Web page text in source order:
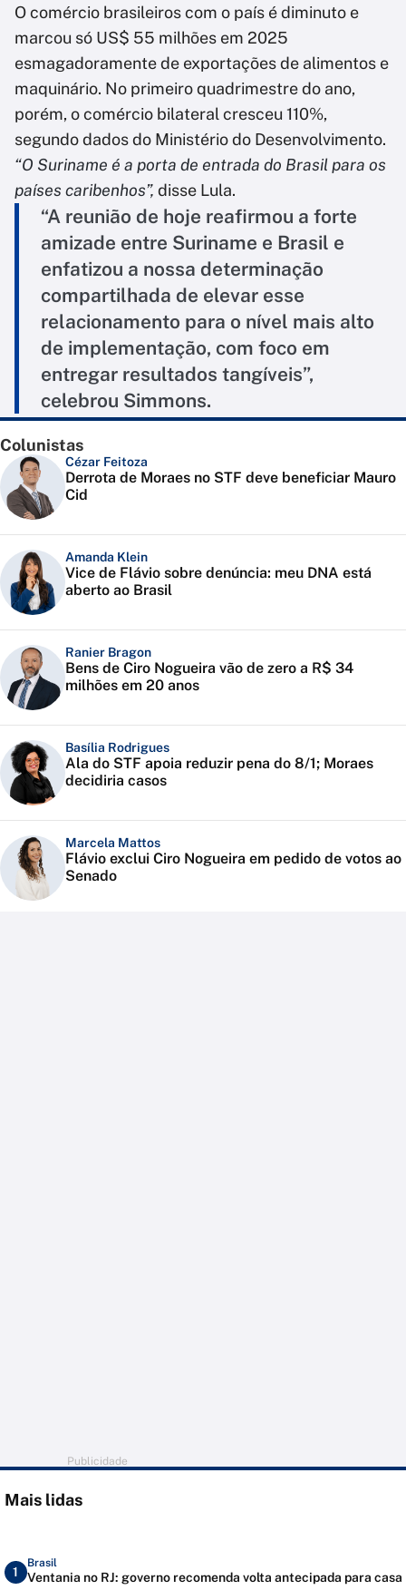
O comércio brasileiros com o país é diminuto e
marcou só US$ 55 milhões em 2025
esmagadoramente de exportações de alimentos e
maquinário. No primeiro quadrimestre do ano,
porém, o comércio bilateral cresceu 110%,
segundo dados do Ministério do Desenvolvimento.
“O Suriname é a porta de entrada do Brasil para os
países caribenhos”, disse Lula.
“A reunião de hoje reafirmou a forte
amizade entre Suriname e Brasil e
enfatizou a nossa determinação
compartilhada de elevar esse
relacionamento para o nível mais alto
de implementação, com foco em
entregar resultados tangíveis”,
celebrou Simmons.
Colunistas
Cézar Feitoza
Derrota de Moraes no STF deve beneficiar Mauro
Cid
Amanda Klein
Vice de Flávio sobre denúncia: meu DNA está
aberto ao Brasil
Ranier Bragon
Bens de Ciro Nogueira vão de zero a R$ 34
milhões em 20 anos
Basília Rodrigues
Ala do STF apoia reduzir pena do 8/1; Moraes
decidiria casos
Marcela Mattos
Flávio exclui Ciro Nogueira em pedido de votos ao
Senado
Publicidade
Mais lidas
1
Brasil
Ventania no RJ: governo recomenda volta antecipada para casa